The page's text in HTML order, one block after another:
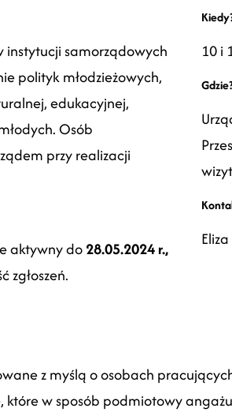
samorządowych
polityk młodzieżowych,
edukacyjnej,
Osób
przy realizacji
aktywny do28.05.2024 r.,
zgłoszeń.
10 i
Gdzie?
U
z myślą o osobach
które w sposób podmiotowy